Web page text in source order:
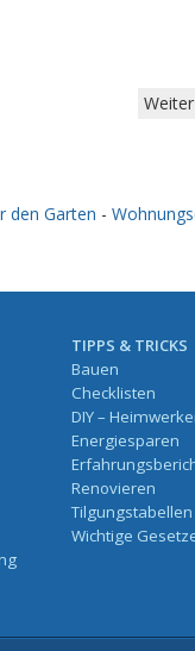
Weiter
den Garten -
TIPPS & TRICKS
Bauen
Checklisten
DIY –
Energiesparen
Renovieren
Tilgungstabellen
Wichtige